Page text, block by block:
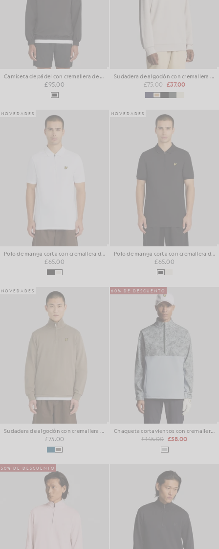
Camiseta de pádel con cremallera de 1/4
£95.00
Sudadera de algodón con cremallera de 1/4
£75.00 £37.00
NOVEDADES
Polo de manga corta con cremallera de 1/4
£65.00
NOVEDADES
Polo de manga corta con cremallera de 1/4
£65.00
NOVEDADES
Sudadera de algodón con cremallera de 1/4
£75.00
60% DE DESCUENTO
Chaqueta cortavientos con cremallera de 1/4
£145.00 £58.00
50% DE DESCUENTO